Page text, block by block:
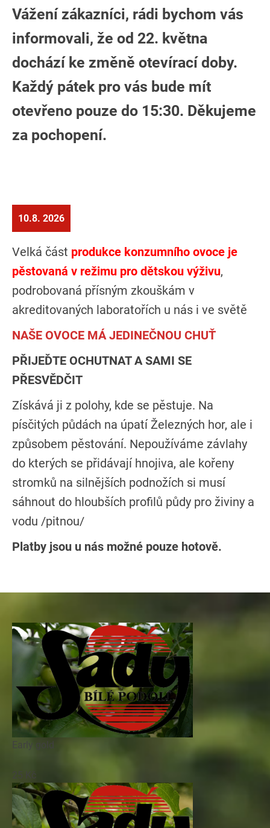
10.8. 2026
Velká část produkce konzumního ovoce je
pěstovaná v režimu pro dětskou výživu,
podrobovaná přísným zkouškám v
akreditovaných laboratořích u nás i ve světě
NAŠE OVOCE MÁ JEDINEČNOU CHUŤ
PŘIJEĎTE OCHUTNAT A SAMI SE
PŘESVĚDČIT
Získává ji z polohy, kde se pěstuje. Na
písčitých půdách na úpatí Železných hor, ale i
způsobem pěstování. Nepoužíváme závlahy
do kterých se přidávají hnojiva, ale kořeny
stromků na silnějších podnožích si musí
sáhnout do hloubších profilů půdy pro živiny a
vodu /pitnou/
Platby jsou u nás možné pouze hotově.
Vážení zákazníci, rádi bychom vás
informovali, že od 22. května
dochází ke změně otevírací doby.
Každý pátek pro vás bude mít
otevřeno pouze do 15:30. Děkujeme
za pochopení.
Early gold
25 Kč